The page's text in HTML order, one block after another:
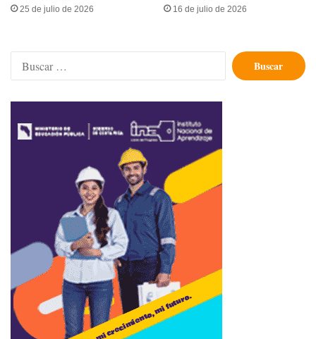
25 de julio de 2026 16 de julio de 2026
Buscar: